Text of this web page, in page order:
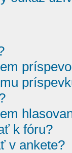
k fóru?
v ankete?